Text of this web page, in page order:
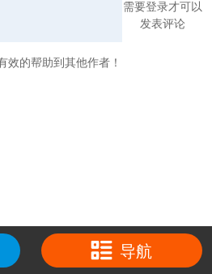
需要登录才可以
发表评论
效的帮助到其他作者！
导航